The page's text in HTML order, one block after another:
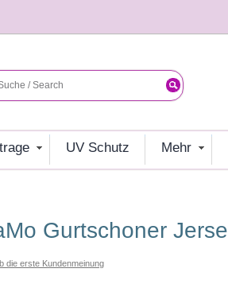
UV Schutz mehr
Gurtschoner
die erste Kundenmeinung